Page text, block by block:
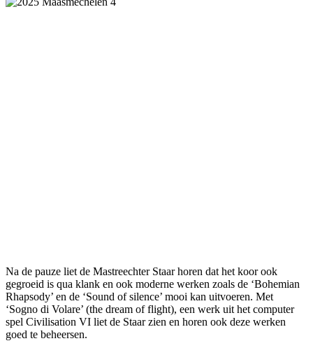
Na de pauze liet de Mastreechter Staar horen dat het koor ook
gegroeid is qua klank en ook moderne werken zoals de ‘Bohemian
Rhapsody’ en de ‘Sound of silence’ mooi kan uitvoeren. Met
‘Sogno di Volare’ (the dream of flight), een werk uit het computer
spel Civilisation VI liet de Staar zien en horen ook deze werken
goed te beheersen.